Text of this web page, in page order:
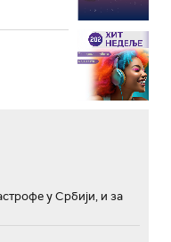
у Србији, и за